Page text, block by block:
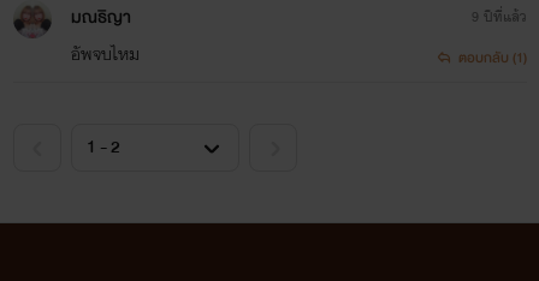
มณธิญา
อัพจบไหม
9 ปีที่แล้ว
ตอบกลับ (1)